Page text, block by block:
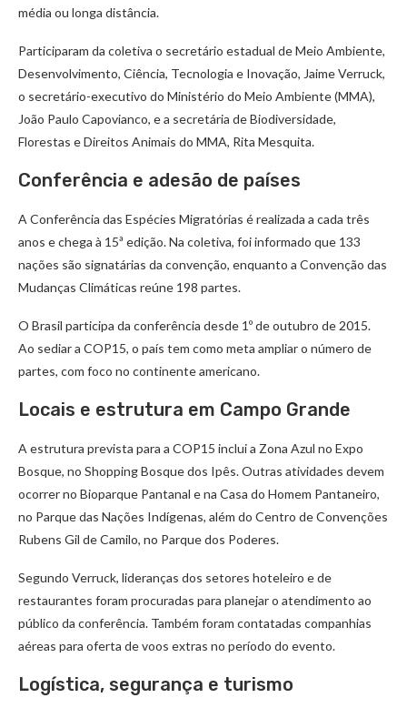
média ou longa distância.
Participaram da coletiva o secretário estadual de Meio Ambiente,
Desenvolvimento, Ciência, Tecnologia e Inovação, Jaime Verruck,
o secretário-executivo do Ministério do Meio Ambiente (MMA),
João Paulo Capovianco, e a secretária de Biodiversidade,
Florestas e Direitos Animais do MMA, Rita Mesquita.
Conferência e adesão de países
A Conferência das Espécies Migratórias é realizada a cada três
anos e chega à 15ª edição. Na coletiva, foi informado que 133
nações são signatárias da convenção, enquanto a Convenção das
Mudanças Climáticas reúne 198 partes.
O Brasil participa da conferência desde 1º de outubro de 2015.
Ao sediar a COP15, o país tem como meta ampliar o número de
partes, com foco no continente americano.
Locais e estrutura em Campo Grande
A estrutura prevista para a COP15 inclui a Zona Azul no Expo
Bosque, no Shopping Bosque dos Ipês. Outras atividades devem
ocorrer no Bioparque Pantanal e na Casa do Homem Pantaneiro,
no Parque das Nações Indígenas, além do Centro de Convenções
Rubens Gil de Camilo, no Parque dos Poderes.
Segundo Verruck, lideranças dos setores hoteleiro e de
restaurantes foram procuradas para planejar o atendimento ao
público da conferência. Também foram contatadas companhias
aéreas para oferta de voos extras no período do evento.
Logística, segurança e turismo